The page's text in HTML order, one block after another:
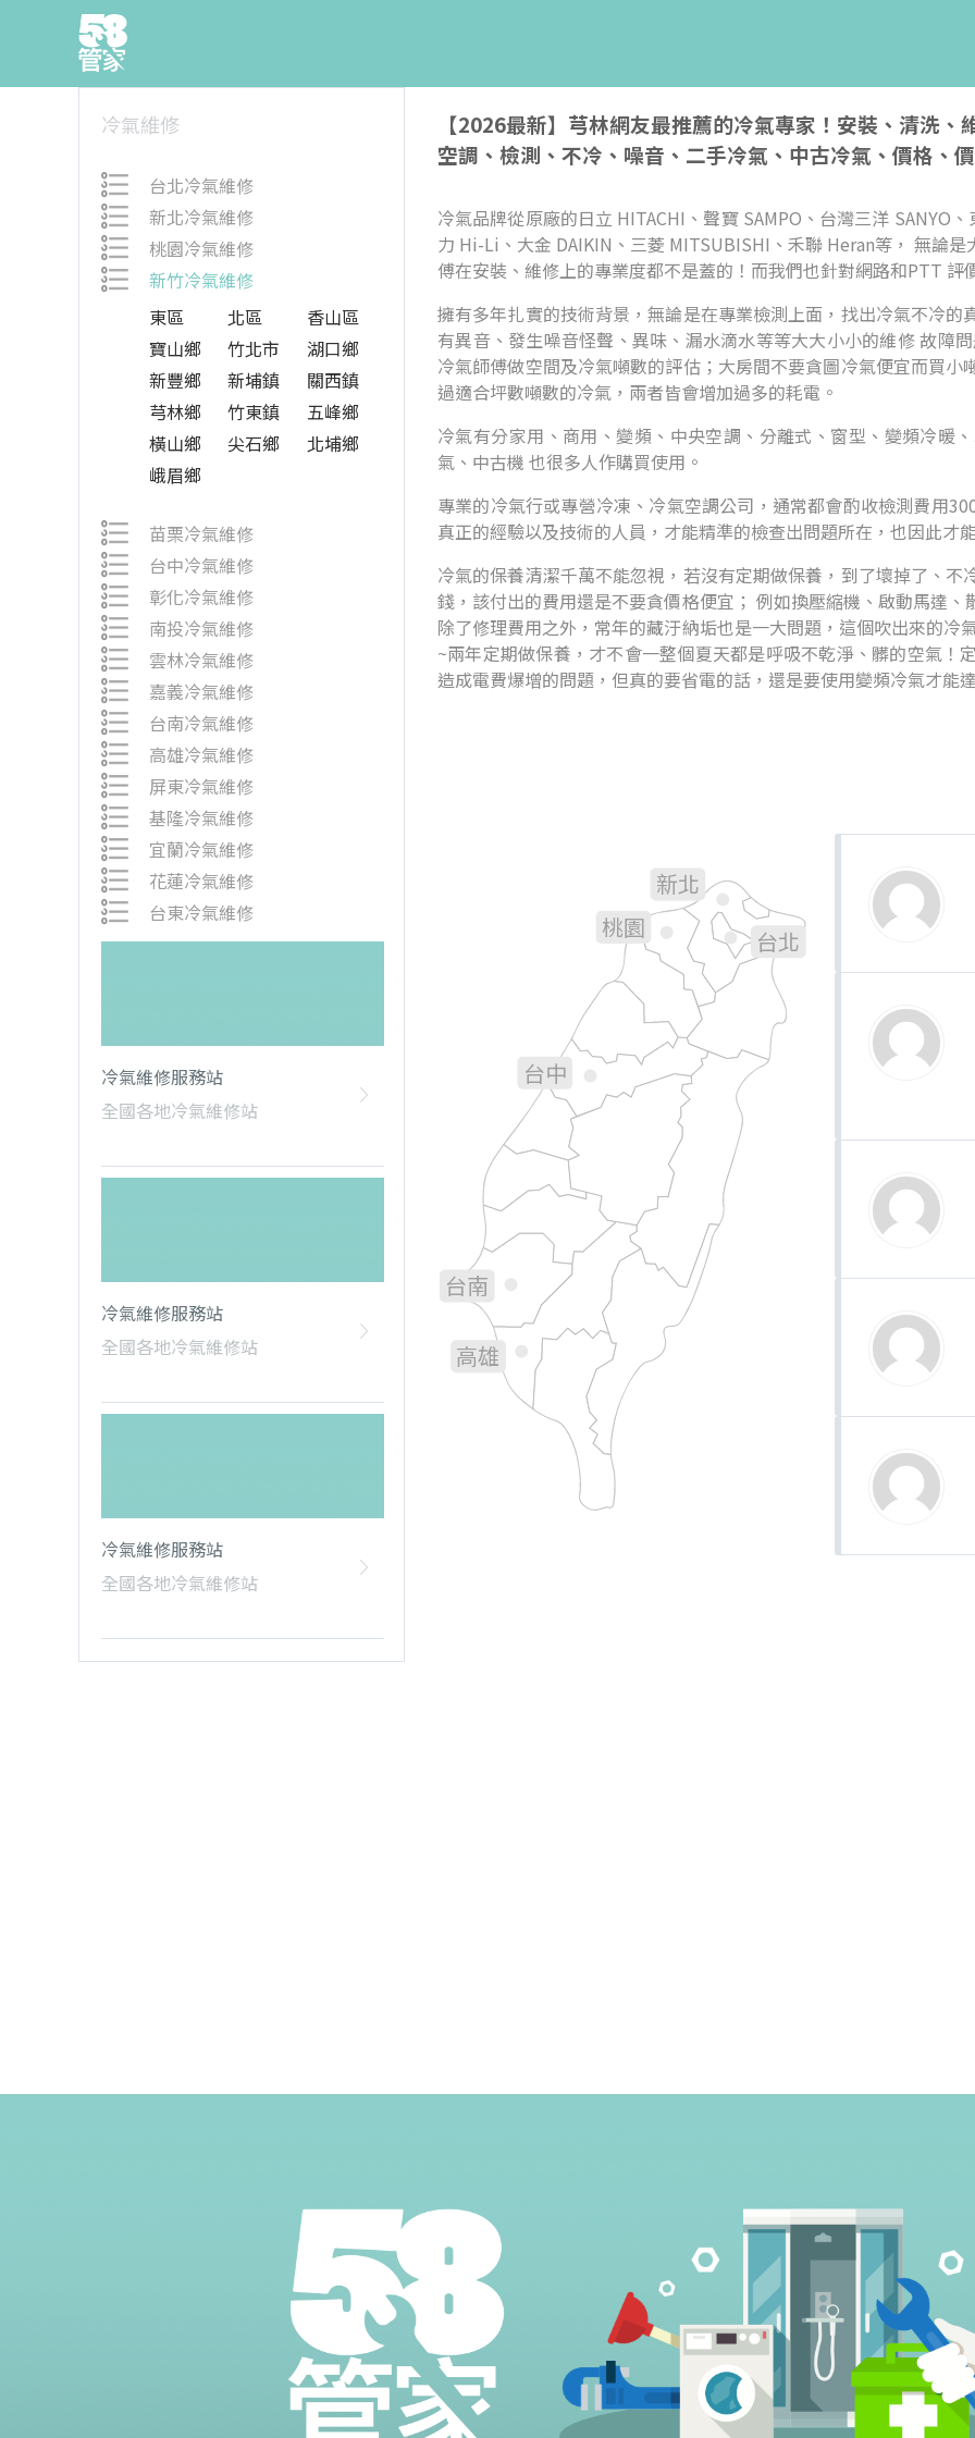
冷氣維修
台北冷氣維修
新北冷氣維修
桃園冷氣維修
新竹冷氣維修
東區
北區
香山區
寶山鄉
竹北市
湖口鄉
新豐鄉
新埔鎮
關西鎮
芎林鄉
竹東鎮
五峰鄉
橫山鄉
尖石鄉
北埔鄉
峨眉鄉
苗栗冷氣維修
台中冷氣維修
彰化冷氣維修
南投冷氣維修
雲林冷氣維修
嘉義冷氣維修
台南冷氣維修
高雄冷氣維修
屏東冷氣維修
基隆冷氣維修
宜蘭冷氣維修
花蓮冷氣維修
台東冷氣維修
冷氣維修服務站
全國各地冷氣維修站
冷氣維修服務站
全國各地冷氣維修站
冷氣維修服務站
全國各地冷氣維修站
【2026最新】芎林網友最推薦的冷氣專家！安裝、清洗
空調、檢測、不冷、噪音、二手冷氣、中古冷氣、價格、
冷氣品牌從原廠的日立 HITACHI、聲寶 SAMPO、台灣三洋 SANYO
力 Hi-Li、大金 DAIKIN、三菱 MITSUBISHI、禾聯 Heran等， 無論
傅在安裝、維修上的專業度都不是蓋的！而我們也針對網路和PTT 評
擁有多年扎實的技術背景，無論是在專業檢測上面，找出冷氣不冷的
有異音、發生噪音怪聲、異味、漏水滴水等等大大小小的維修 故障
冷氣師傅做空間及冷氣噸數的評估；大房間不要貪圖冷氣便宜而買
過適合坪數噸數的冷氣，兩者皆會增加過多的耗電。
冷氣有分家用、商用、變頻、中央空調、分離式、窗型、變頻冷暖
氣、中古機 也很多人作購買使用。
專業的冷氣行或專營冷凍、冷氣空調公司，通常都會酌收檢測費用
真正的經驗以及技術的人員，才能精準的檢查出問題所在，也因此才
冷氣的保養清潔千萬不能忽視，若沒有定期做保養，到了壞掉了、
錢，該付出的費用還是不要貪價格便宜； 例如換壓縮機、啟動馬達
除了修理費用之外，常年的藏汙納垢也是一大問題，這個吹出來的
~兩年定期做保養，才不會一整個夏天都是呼吸不乾淨、髒的空氣
造成電費爆增的問題，但真的要省電的話，還是要使用變頻冷氣才能
台北
新北
桃園
台中
台南
高雄
苗栗
彰化
雲林
嘉義
屏東
花蓮
宜蘭
台東